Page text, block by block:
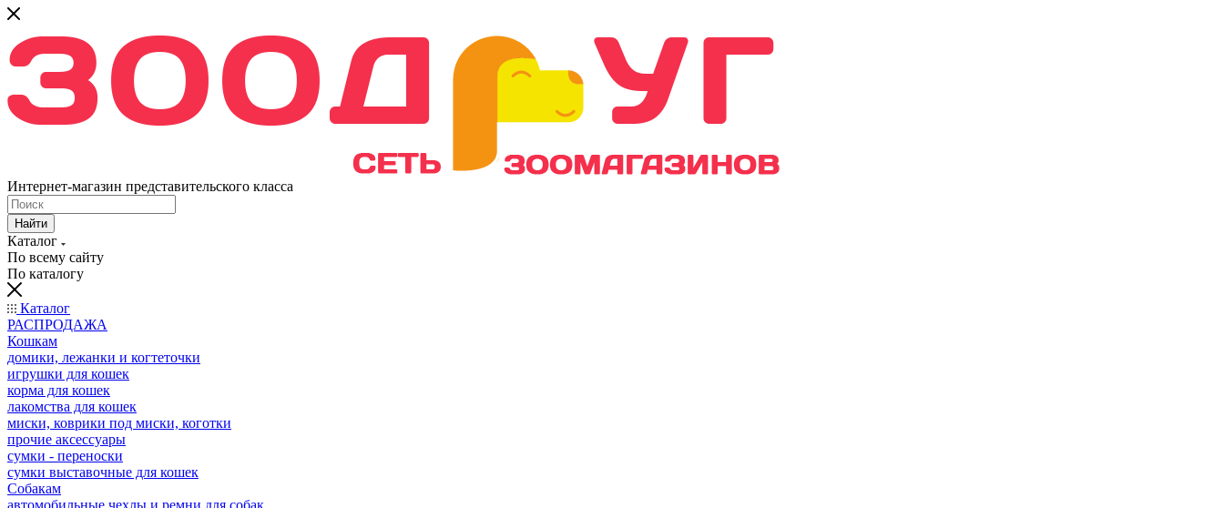
Интернет-магазин представительского класса
Найти
Каталог
По всему сайту
По каталогу
Каталог
РАСПРОДАЖА
Кошкам
домики, лежанки и когтеточки
игрушки для кошек
корма для кошек
лакомства для кошек
миски, коврики под миски, коготки
прочие аксессуары
сумки - переноски
сумки выставочные для кошек
Собакам
автомобильные чехлы и ремни для собак